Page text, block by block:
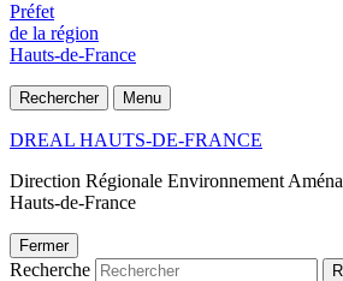
Préfet
de la région
Hauts-de-France
Rechercher Menu
DREAL HAUTS-DE-FRANCE
Direction Régionale Environnement
Hauts-de-France
Fermer
Recherche